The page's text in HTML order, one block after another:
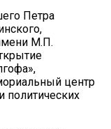
Петра
М.П.
центр
политических